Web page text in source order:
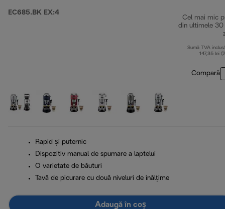
EC685.BK EX:4
Cel mai mic
din ultimele 30
Sumă TVA
147,35 lei
Compară
Rapid și puternic
Dispozitiv manual de spumare a laptelui
O varietate de băuturi
Tavă de picurare cu două niveluri de înălțime
Adaugă în coș